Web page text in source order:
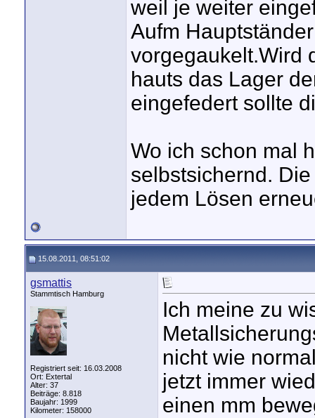
weil je weiter
Aufm
vorgegaukelt.Wird
hauts das Lager
eingefedert sollte
Wo ich schon mal
selbstsichernd.
jedem Lösen
15.08.2011, 08:51:02
gsmattis
Stammtisch Hamburg
Registriert seit: 16.03.2008
Ort: Extertal
Alter: 37
Beiträge: 8.818
Baujahr: 1999
Kilometer: 158000
Ich meine zu
nicht wie
jetzt immer
einen mm